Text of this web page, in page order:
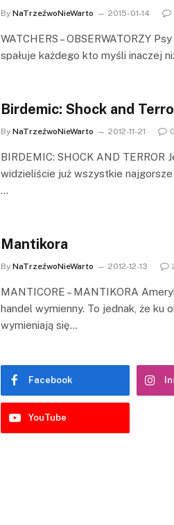
By NaTrzeźwoNieWarto 2015-01-14
WATCHERS – OBSERWATORZY
spałuje każdego kto myśli inaczej
Birdemic: Shock and
By NaTrzeźwoNieWarto 2012-11-21 0
BIRDEMIC: SHOCK AND TERROR
widzieliście już wszystkie
…
Mantikora
By NaTrzeźwoNieWarto 2012-12-13
MANTICORE – MANTIKORA
handel wymienny. To jednak, że ku
wymieniają się…
Facebook
YouTube